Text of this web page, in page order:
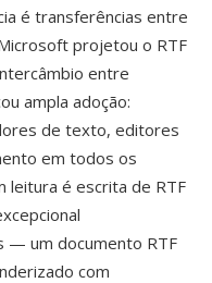
é transferências entre
projetou o RTF
entre
ampla adoção:
de texto, editores
em todos os
leitura é escrita de RTF
— um documento RTF
com